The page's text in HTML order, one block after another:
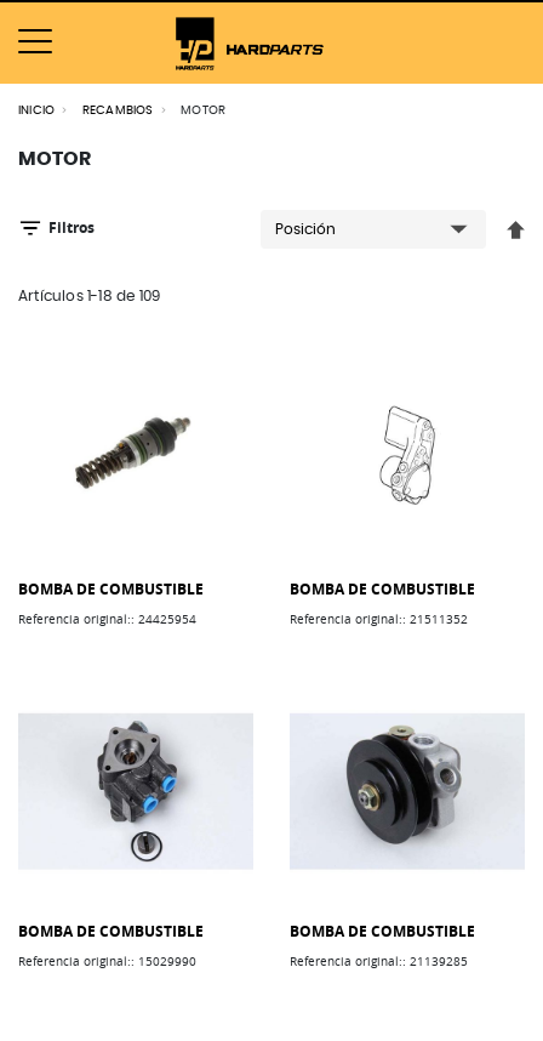
INICIO RECAMBIOS MOTOR
MOTOR
Artículos1-18 de 109
Fijar
BOMBA DE COMBUSTIBLE
Referencia original:: 24425954
BOMBA DE COMBUSTIBLE
Referencia original:: 21511352
BOMBA DE COMBUSTIBLE
Referencia original:: 15029990
BOMBA DE COMBUSTIBLE
Referencia original:: 21139285
Filtros